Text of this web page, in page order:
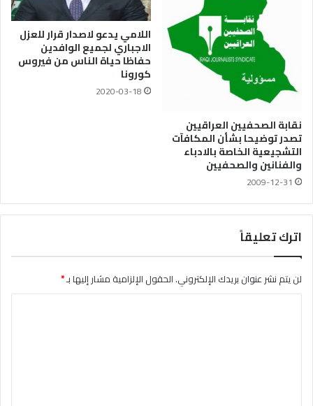
نقابة الصحفيين العراقيين
تصدر توضيحا بشأن المكافآت
التشجيعية الخاصة بالادباء
والفنانين والصحفيين
2009-12-31
اللامي يدعو لاصدار قرار للعزل
الاجباري لجميع الوافدين
حفاظا حياة الناس من فيروس
كورونا
2020-03-18
اترك تعليقاً
لن يتم نشر عنوان بريدك الإلكتروني.الحقول الإلزامية مشار إليها بـ*